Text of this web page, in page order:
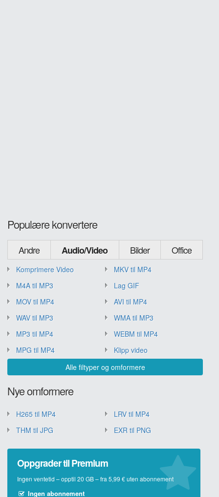
Populære konvertere
Andre Audio/Video Bilder Office
Komprimere Video
MKV til MP4
M4A til MP3
Lag GIF
MOV til MP4
AVI til MP4
WAV til MP3
WMA til MP3
MP3 til MP4
WEBM til MP4
MPG til MP4
Klipp video
Alle filtyper og omformere
Nye omformere
H265 til MP4
LRV til MP4
THM til JPG
EXR til PNG
Oppgrader til Premium
Ingen ventetid – opptil 20 GB – fra 5,99 € uten abonnement
Ingen abonnement